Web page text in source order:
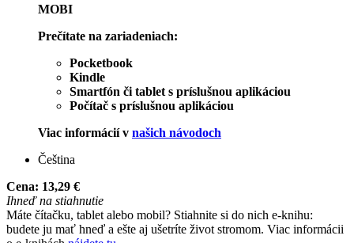
MOBI
Prečítate na zariadeniach:
Pocketbook
Kindle
Smartfón či tablet s príslušnou aplikáciou
Počítač s príslušnou aplikáciou
Viac informácií v našich návodoch
Čeština
Cena: 13,29 €
Ihneď na stiahnutie
Máte čítačku, tablet alebo mobil? Stiahnite si do nich e-knihu:
budete ju mať hneď a ešte aj ušetríte život stromom. Viac informácii